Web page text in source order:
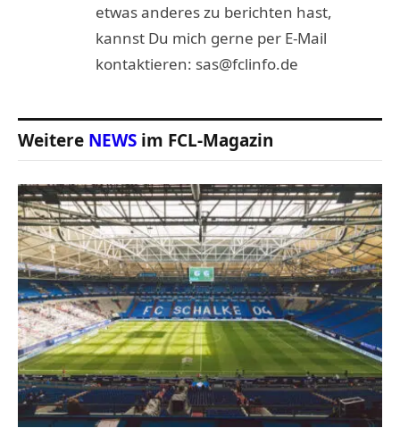
etwas anderes zu berichten hast,
kannst Du mich gerne per E-Mail
kontaktieren: sas@fclinfo.de
Weitere NEWS im FCL-Magazin